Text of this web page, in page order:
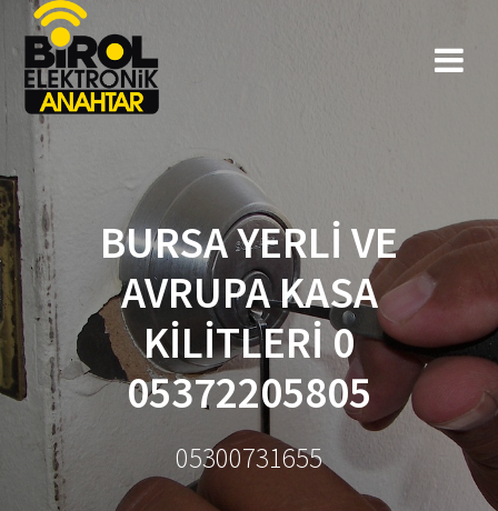
BURSA YERLİ VE
AVRUPA KASA
KİLİTLERİ 0
05372205805
05300731655